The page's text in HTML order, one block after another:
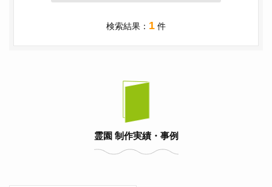
検索結果： 1 件
霊園 制作実績・事例